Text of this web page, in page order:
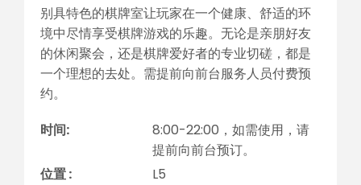
别具特色的棋牌室让玩家在一个健康、舒适的环
境中尽情享受棋牌游戏的乐趣。无论是亲朋好友
的休闲聚会，还是棋牌爱好者的专业切磋，都是
一个理想的去处。需提前向前台服务人员付费预
约。
时间:
8:00-22:00，如需使用，请
提前向前台预订。
位置 :
L5